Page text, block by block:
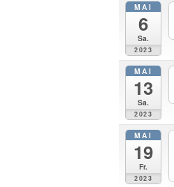
MAI
6
Sa.
2023
MAI
13
Sa.
2023
MAI
19
Fr.
2023